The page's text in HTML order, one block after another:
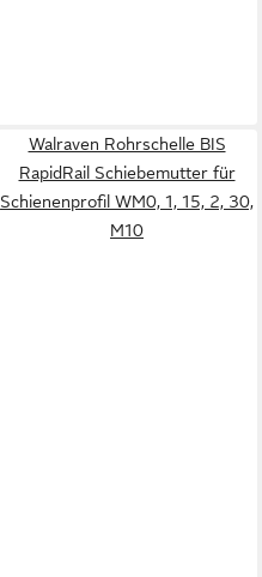
Walraven Rohrschelle BIS
RapidRail Schiebemutter für
Schienenprofil WM0, 1, 15, 2, 30,
M10